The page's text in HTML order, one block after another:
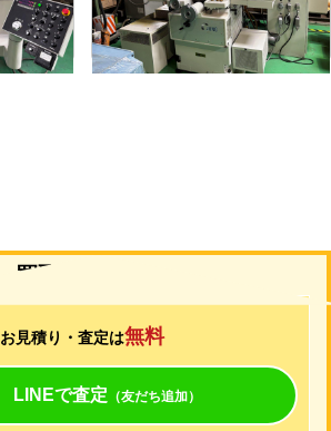
年 式2006
買取について
お見積り・査定は無料
LINEで査定 （友だち追加）